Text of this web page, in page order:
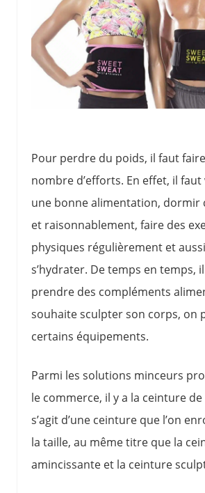
Pour perdre du poids, il faut
nombre d’efforts. En effet, il
une bonne alimentation, dormir
et raisonnablement, faire des
physiques régulièrement et
s’hydrater. De temps en temps,
prendre des compléments
souhaite sculpter son corps, on
certains équipements.
Parmi les solutions minceurs
le commerce, il y a la ceinture
s’agit d’une ceinture que l’on
la taille, au même titre que la
amincissante et la ceinture